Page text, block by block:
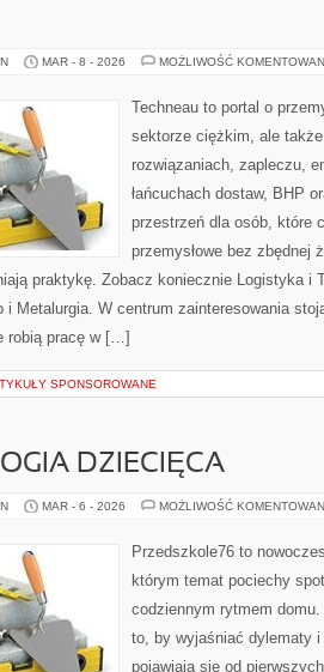
MAR - 8 - 2026 MOŻLIWOŚĆ
Techneau to portal o
sektorze ciężkim, ale
rozwiązaniach, zapleczu,
łańcuchach dostaw, BHP
przestrzeń dla osób, które
przemysłowe bez zbędnej
praktykę. Zobacz koniecznie Logistyka i
i Metalurgia. W centrum zainteresowania
robią pracę w […]
SPONSOROWANE
DZIECIĘCA
MAR - 6 - 2026 MOŻLIWOŚĆ
Przedszkole76 to
którym temat pociechy
codziennym rytmem
to, by wyjaśniać dylematy
pojawiają się od